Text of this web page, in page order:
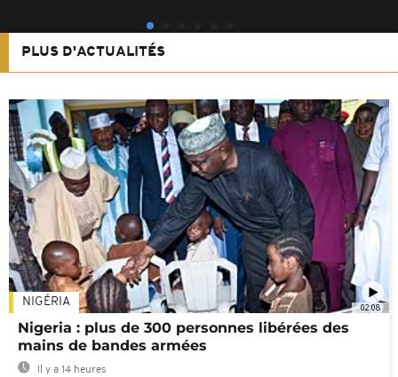
PLUS D'ACTUALITÉS
02:08
NIGÉRIA
Nigeria : plus de 300 personnes libérées des
mains de bandes armées
Il y a 14 heures